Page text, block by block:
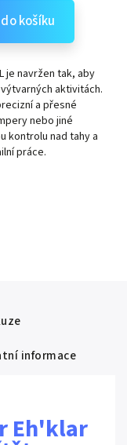
košíku
je navržen tak, aby
aktivitách.
a přesné
nebo jiné
kontrolu nad tahy a
práce.
informace
Eh'klar